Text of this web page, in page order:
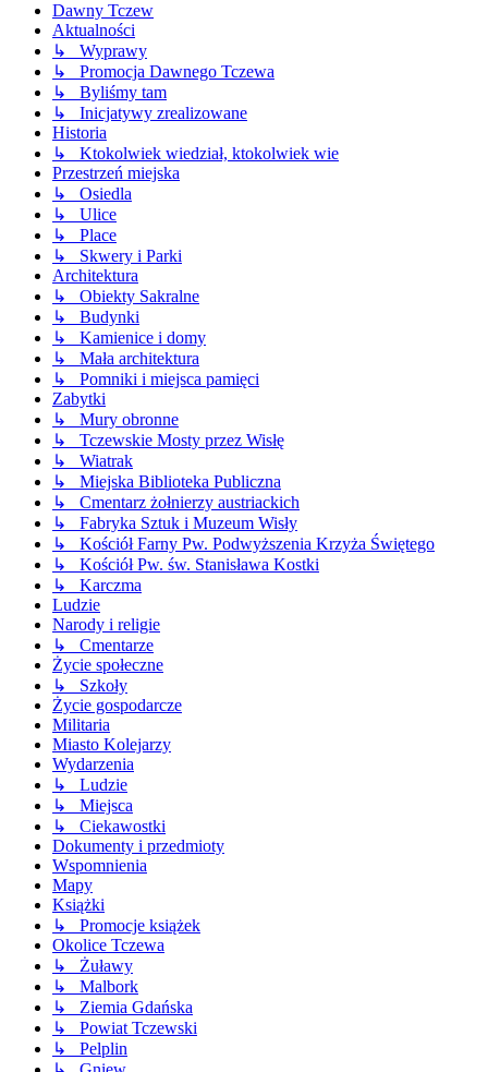
Dawny Tczew
Aktualności
↳ Wyprawy
↳ Promocja Dawnego Tczewa
↳ Byliśmy tam
↳ Inicjatywy zrealizowane
Historia
↳ Ktokolwiek wiedział, ktokolwiek wie
Przestrzeń miejska
↳ Osiedla
↳ Ulice
↳ Place
↳ Skwery i Parki
Architektura
↳ Obiekty Sakralne
↳ Budynki
↳ Kamienice i domy
↳ Mała architektura
↳ Pomniki i miejsca pamięci
Zabytki
↳ Mury obronne
↳ Tczewskie Mosty przez Wisłę
↳ Wiatrak
↳ Miejska Biblioteka Publiczna
↳ Cmentarz żołnierzy austriackich
↳ Fabryka Sztuk i Muzeum Wisły
↳ Kościół Farny Pw. Podwyższenia Krzyża Świętego
↳ Kościół Pw. św. Stanisława Kostki
↳ Karczma
Ludzie
Narody i religie
↳ Cmentarze
Życie społeczne
↳ Szkoły
Życie gospodarcze
Militaria
Miasto Kolejarzy
Wydarzenia
↳ Ludzie
↳ Miejsca
↳ Ciekawostki
Dokumenty i przedmioty
Wspomnienia
Mapy
Książki
↳ Promocje książek
Okolice Tczewa
↳ Żuławy
↳ Malbork
↳ Ziemia Gdańska
↳ Powiat Tczewski
↳ Pelplin